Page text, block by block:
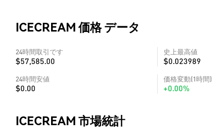
ICECREAM 価格 データ
24時間取引です
$57,585.00
史上最高値
$0.023989
24時間安値
$0.00
価格変動(1時間)
+0.00%
ICECREAM 市場統計